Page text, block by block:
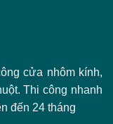
cửa nhôm kính,
Thi công nhanh
đến 24 tháng